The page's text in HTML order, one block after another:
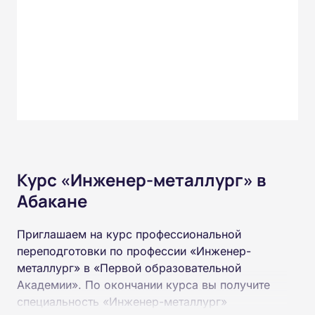
Курс «Инженер-металлург» в
Абакане
Приглашаем на курс профессиональной
переподготовки по профессии «Инженер-
металлург» в «Первой образовательной
Академии». По окончании курса вы получите
специальность «Инженер-металлург»